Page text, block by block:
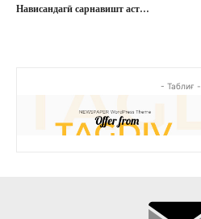
Нависандагӣ сарнавишт аст…
- Таблиғ -